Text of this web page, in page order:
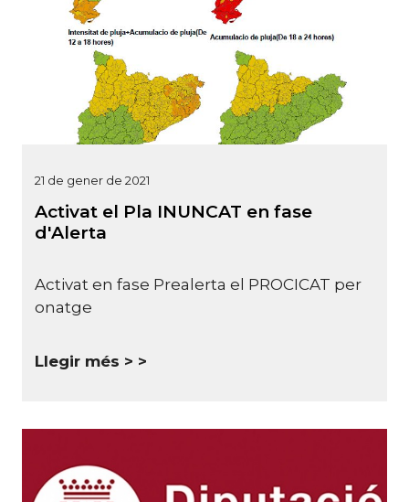
21 de gener de 2021
Activat el Pla INUNCAT en fase
d'Alerta
Activat en fase Prealerta el PROCICAT per
onatge
Llegir més >